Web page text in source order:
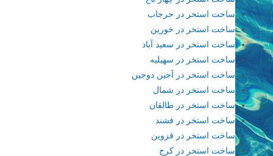
ساخت استخر در حرجاب
ساخت استخر در خورین
ساخت استخر در سعید آباد
ساخت استخر در سهیلیه
ساخت استخر در آجین دوجین
ساخت استخر در شمال
ساخت استخر در طالقان
ساخت استخر در فشند
ساخت استخر در قزوین
ساخت استخر در کرج